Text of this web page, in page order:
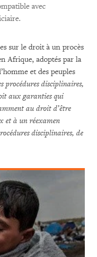
avec
sur le droit à un procès
Afrique, adoptés par la
et des peuples
procédures disciplinaires,
aux garanties qui
au droit d’être
et à un réexamen
disciplinaires, de